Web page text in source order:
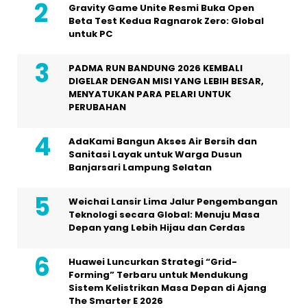
Gravity Game Unite Resmi Buka Open
Beta Test Kedua Ragnarok Zero: Global
untuk PC
PADMA RUN BANDUNG 2026 KEMBALI
DIGELAR DENGAN MISI YANG LEBIH BESAR,
MENYATUKAN PARA PELARI UNTUK
PERUBAHAN
AdaKami Bangun Akses Air Bersih dan
Sanitasi Layak untuk Warga Dusun
Banjarsari Lampung Selatan
Weichai Lansir Lima Jalur Pengembangan
Teknologi secara Global: Menuju Masa
Depan yang Lebih Hijau dan Cerdas
Huawei Luncurkan Strategi “Grid-
Forming” Terbaru untuk Mendukung
Sistem Kelistrikan Masa Depan di Ajang
The Smarter E 2026